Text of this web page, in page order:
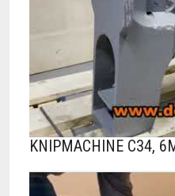
KNIPMACHINE C34,